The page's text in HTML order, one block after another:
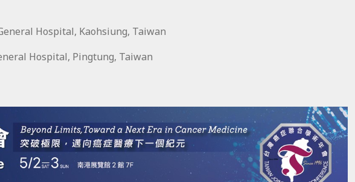
Hospital, Kaohsiung, Taiwan
Hospital, Pingtung, Taiwan